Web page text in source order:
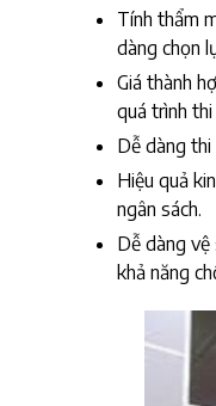
Tính thẩm
dàng chọn
Giá thành
quá trình
Dễ dàng
Hiệu quả
ngân sách.
Dễ dàng
khả năng